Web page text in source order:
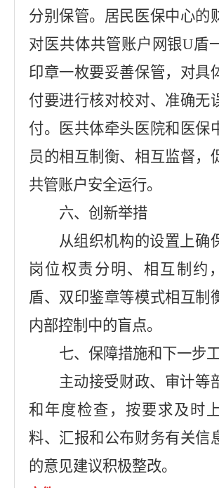
分别保管。居民医保中心的
对医共体共管账户网银U盾
印章一枚要妥善保管，对具
付要进行核对校对、准确无
付。医共体牵头医院和医保
员的相互制衡、相互监督，
共管账户安全运行。
六、创新举措
从组织机构的设置上确
岗位权责分明、相互制约
盾、双印鉴章等模式相互制
内部控制中的盲点。
七、保障措施和下一步
主动接受财政、审计等
和年度检查，按要求及时
料、汇报和公布财务有关信
的意见建议积极整改。